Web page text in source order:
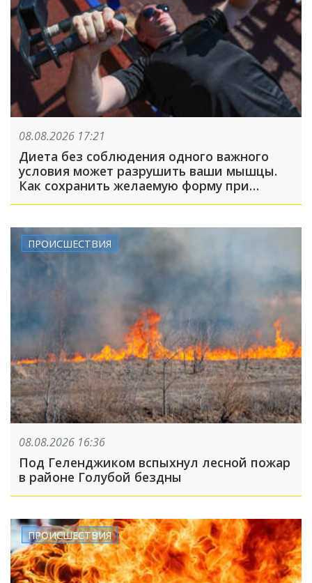
08.08.2026 17:21
Диета без соблюдения одного важного
условия может разрушить ваши мышцы.
Как сохранить желаемую форму при
ПРОИСШЕСТВИЯ
08.08.2026 16:36
Под Геленджиком вспыхнул лесной пожар
в районе Голубой бездны
ПРОИСШЕСТВИЯ